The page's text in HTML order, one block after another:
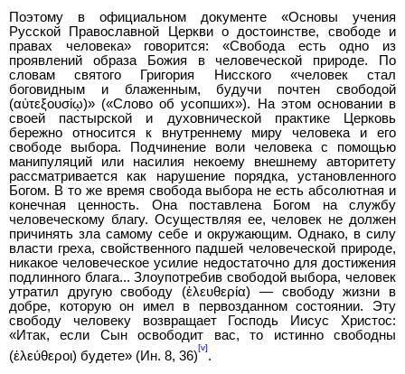
Поэтому в официальном документе «Основы учения
Русской Православной Церкви о достоинстве, свободе и
правах человека» говорится: «Свобода есть одно из
проявлений образа Божия в человеческой природе. По
словам святого Григория Нисского «человек стал
боговидным и блаженным, будучи почтен свободой
(αὐτεξουσίῳ)» («Слово об усопших»). На этом основании в
своей пастырской и духовнической практике Церковь
бережно относится к внутреннему миру человека и его
свободе выбора. Подчинение воли человека с помощью
манипуляций или насилия некоему внешнему авторитету
рассматривается как нарушение порядка, установленного
Богом. В то же время свобода выбора не есть абсолютная и
конечная ценность. Она поставлена Богом на службу
человеческому благу. Осуществляя ее, человек не должен
причинять зла самому себе и окружающим. Однако, в силу
власти греха, свойственного падшей человеческой природе,
никакое человеческое усилие недостаточно для достижения
подлинного блага... Злоупотребив свободой выбора, человек
утратил другую свободу (ἐλευθερία) — свободу жизни в
добре, которую он имел в первозданном состоянии. Эту
свободу человеку возвращает Господь Иисус Христос:
«Итак, если Сын освободит вас, то истинно свободны
(ἐλεύθεροι) будете» (Ин. 8, 36)
[v]
.